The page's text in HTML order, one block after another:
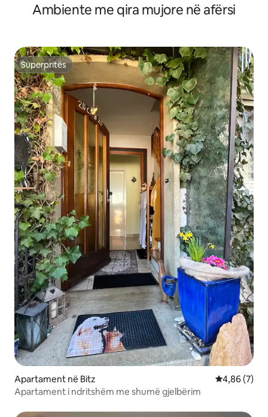
Ambiente me qira mujore në afërsi
Superpritës
Superpritës
Apartament në Bitz Vlerësimi
4,86 (7)
Apartament i ndritshëm me shumë gjelbërim